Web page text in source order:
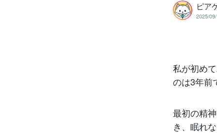
ピア
2025/
私が初め
のは3年前
最初の精
き、眠れ